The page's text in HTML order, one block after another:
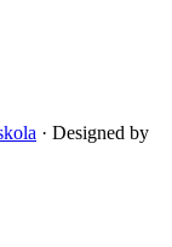
· Designed by